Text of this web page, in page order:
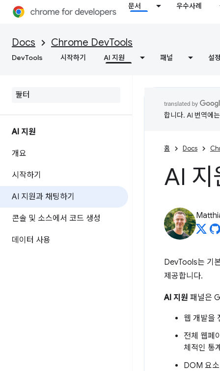
문서 우수사례
Docs Chrome DevTools
DevTools 시작하기 AI 지원 패널 설
AI 지원
개요
시작하기
AI 지원과 채팅하기
콘솔 및 소스에서 코드 생성
데이터 사용
합니다. AI 번역에
홈 Docs
AI 지
DevTools는 기
제공합니다.
AI 지원 패널은
웹 개발을
전체 웹페
체적인 통
DOM 요